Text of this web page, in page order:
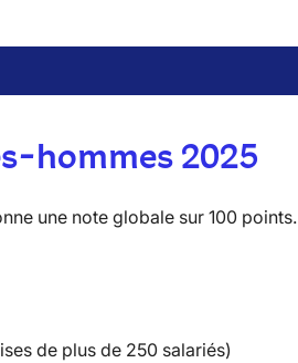
hommes 2025
une note globale sur 100 points.
de plus de 250 salariés)